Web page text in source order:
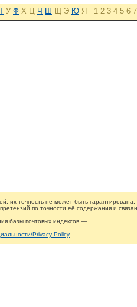
У Ф Х Ц Ч Ш Щ Э Ю Я 1 2 3 4 5 6 7
их точность не может быть гарантирована.
по точности её содержания и
базы почтовых индексов —
Privacy Policy